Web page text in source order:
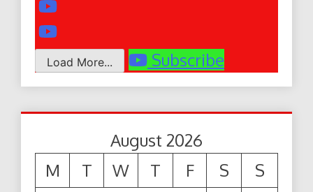
Load More... Subscribe
August 2026
M
T W T F S
S